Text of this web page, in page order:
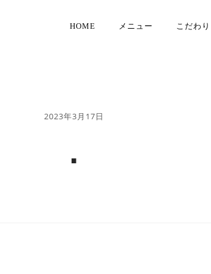
HOME メニュー こだわり
2023年3月17日
.